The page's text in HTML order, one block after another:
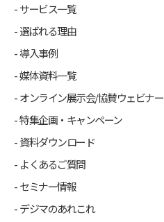
サービス一覧
選ばれる理由
導入事例
媒体資料一覧
オンライン展示会/協賛ウェビナー
特集企画・キャンペーン
資料ダウンロード
よくあるご質問
セミナー情報
デジマのあれこれ